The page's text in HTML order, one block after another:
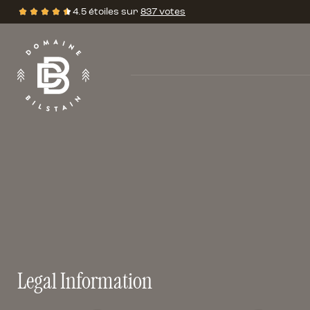
Legal Information
Évalutations 4.5 étoiles sur 837 votes